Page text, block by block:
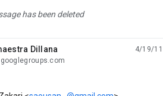
has been deleted
Dillana
4/19/11